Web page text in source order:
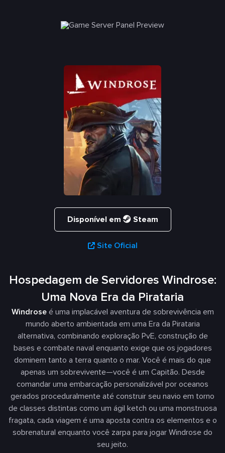
Disponível em Steam
Site Oficial
Hospedagem de Servidores Windrose:
Uma Nova Era da Pirataria
Windroseé uma implacável aventura de sobrevivência em
mundo aberto ambientada em uma Era da Pirataria
alternativa, combinando exploração PvE, construção de
bases e combate naval enquanto exige que os jogadores
dominem tanto a terra quanto o mar. Você é mais do que
apenas um sobrevivente—você é um Capitão. Desde
comandar uma embarcação personalizável por oceanos
gerados proceduralmente até construir seu navio em torno
de classes distintas como um ágil ketch ou uma monstruosa
fragata, cada viagem é uma aposta contra os elementos e o
sobrenatural enquanto você zarpa para jogar Windrose do
seu jeito.